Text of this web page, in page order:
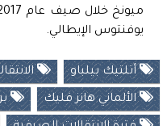
يوفنتوس الإيطالي.
أتلتيك بيلباو
الألماني هانز فليك